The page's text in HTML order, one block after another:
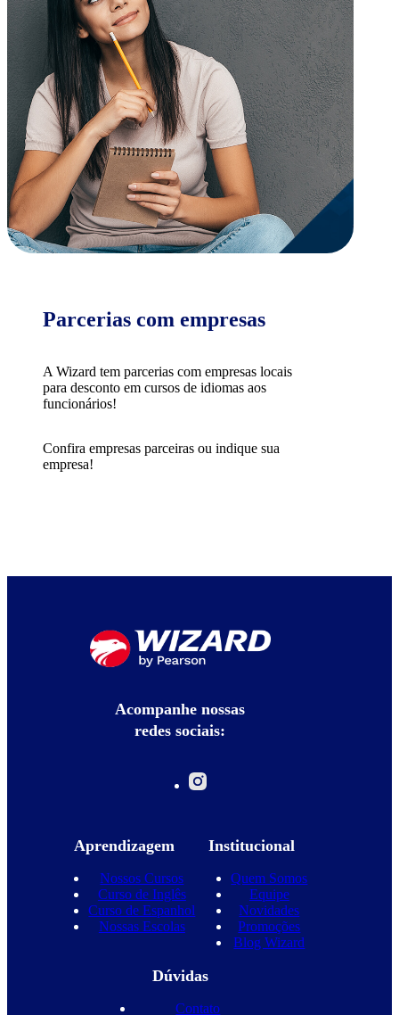
Parcerias com empresas
A Wizard tem parcerias com empresas locais
para desconto em cursos de idiomas aos
funcionários!
Confira empresas parceiras ou indique sua
empresa!
Acompanhe nossas
redes sociais:
Aprendizagem
Nossos Cursos
Curso de Inglês
Curso de Espanhol
Nossas Escolas
Institucional
Quem Somos
Equipe
Novidades
Promoções
Blog Wizard
Dúvidas
Contato